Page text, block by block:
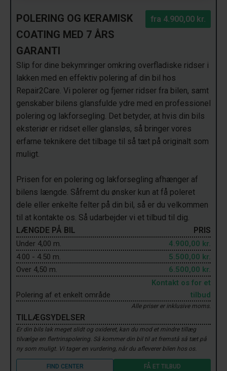
POLERING OG KERAMISK
COATING MED 7 ÅRS
GARANTI
fra 4.900,00 kr.
Slip for dine bekymringer omkring overfladiske ridser i
lakken med en effektiv polering af din bil hos
Repair2Care. Vi polerer og fjerner ridser fra bilen, samt
genskaber bilens glansfulde ydre med en professionel
polering og lakforsegling. Det betyder, at hvis din bils
eksteriør er ridset eller glansløs, så bringer vores
erfarne teknikere det tilbage til så tæt på originalt som
muligt.
Prisen for en polering og lakforsegling afhænger af
bilens længde. Såfremt du ønsker kun at få poleret
dele eller enkelte felter på din bil, så er du velkommen
til at kontakte os. Så udarbejder vi et tilbud til dig.
LÆNGDE PÅ BIL
PRIS
Under 4,00 m.
4.900,00 kr.
4.00 - 4.50 m.
5.500,00 kr.
Over 4,50 m.
6.500,00 kr.
Polering af et enkelt område
Kontakt os for et
tilbud
Alle priser er inklusive moms.
TILLÆGSYDELSER
Er din bils lak meget slidt og oxideret, kan du mod et mindre tillæg
tilvælge en flertrinspolering. Så kommer din bil til at fremstå så tæt på
ny som muligt. Vi tager en vurdering, når du afleverer bilen hos os.
FIND CENTER FÅ ET TILBUD